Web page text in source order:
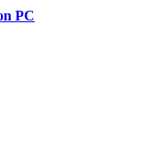
PC